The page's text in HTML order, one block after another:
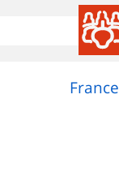
France